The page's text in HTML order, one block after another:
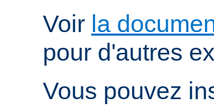
Voir la
pour d'autres
Vous pouvez